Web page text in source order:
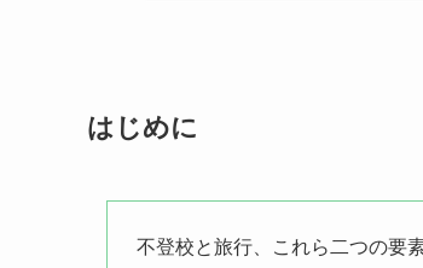
はじめに
不登校と旅行、これら二つの要